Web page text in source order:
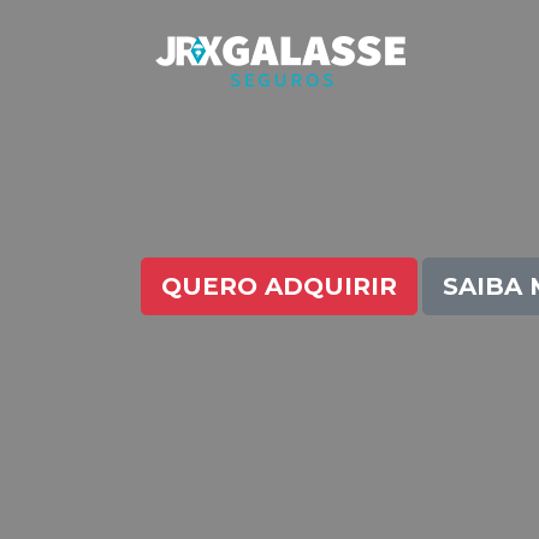
QUERO ADQUIRIR SAIBA